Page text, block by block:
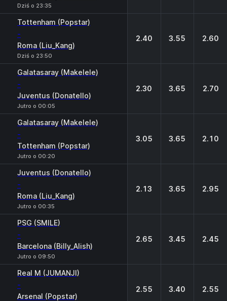
Dziś o 23:35
Tottenham (Popstar)
-
Roma (Liu_Kang)
Dziś o 23:50
2.40 3.55 2.60
Galatasaray (Makelele)
-
Juventus (Donatello)
Jutro o 00:05
2.30 3.65 2.70
Galatasaray (Makelele)
-
Tottenham (Popstar)
Jutro o 00:20
3.05 3.65 2.10
Juventus (Donatello)
-
Roma (Liu_Kang)
Jutro o 00:35
2.13 3.65 2.95
PSG (SMILE)
-
Barcelona (Billy_Alish)
Jutro o 09:50
2.65 3.45 2.45
Real M (JUMANJI)
-
Arsenal (Popstar)
2.55 3.40 2.55